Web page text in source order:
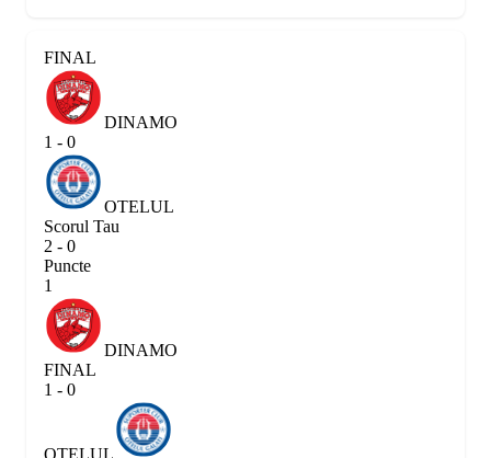
FINAL
DINAMO
1 - 0
OTELUL
Scorul Tau
2 - 0
Puncte
1
DINAMO
FINAL
1 - 0
OTELUL